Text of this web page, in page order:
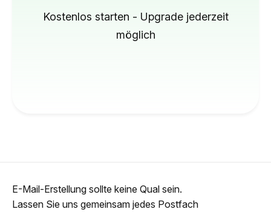
Kostenlos starten - Upgrade jederzeit
möglich
E-Mail-Erstellung sollte keine Qual sein.
Lassen Sie uns gemeinsam jedes Postfach